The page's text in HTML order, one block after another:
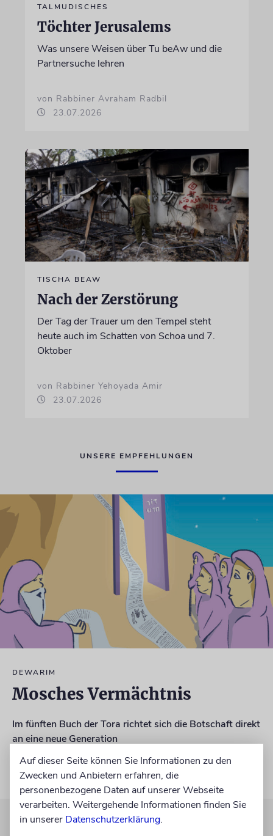
TALMUDISCHES
Töchter Jerusalems
Was unsere Weisen über Tu beAw und die
Partnersuche lehren
von Rabbiner Avraham Radbil
23.07.2026
TISCHA BEAW
Nach der Zerstörung
Der Tag der Trauer um den Tempel steht
heute auch im Schatten von Schoa und 7.
Oktober
von Rabbiner Yehoyada Amir
23.07.2026
UNSERE EMPFEHLUNGEN
DEWARIM
Mosches Vermächtnis
Im fünften Buch der Tora richtet sich die Botschaft direkt
an eine neue Generation
von Jacov Rürup
17.07.2026
Auf dieser Seite können Sie Informationen zu den
Zwecken und Anbietern erfahren, die
personenbezogene Daten auf unserer Webseite
verarbeiten. Weitergehende Informationen finden Sie
in unserer Datenschutzerklärung.